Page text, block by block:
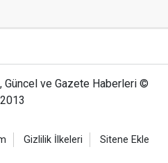
Güncel ve Gazete Haberleri ©
2013
Gizlilik İlkeleri Sitene Ekle